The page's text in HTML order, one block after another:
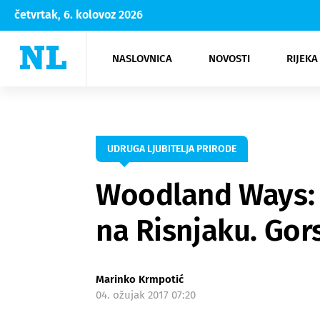
četvrtak, 6. kolovoz 2026
NASLOVNICA NOVOSTI
Rijeka Opatija
NK
Moda
Kultura
UDRUGA LJUBITELJA PRIRODE
Woodland
na Risnjaku.
Marinko Krmpotić
04. ožujak 2017 07:20